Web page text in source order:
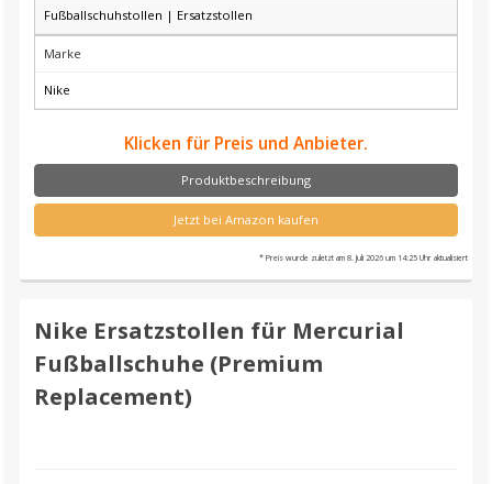
Fußballschuhstollen | Ersatzstollen
Marke
Nike
Klicken für Preis und Anbieter.
Produktbeschreibung
Jetzt bei Amazon kaufen
* Preis wurde zuletzt am 8. Juli 2026 um 14:25 Uhr aktualisiert
Nike Ersatzstollen für Mercurial
Fußballschuhe (Premium
Replacement)